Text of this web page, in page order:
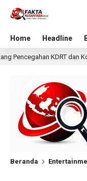
Home Headline
Keluarga 1
Beranda